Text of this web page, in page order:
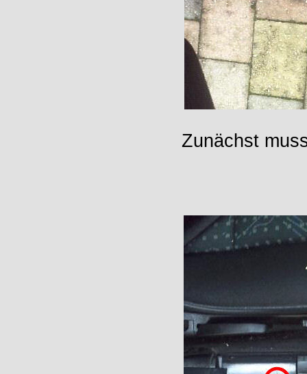
Zunächst